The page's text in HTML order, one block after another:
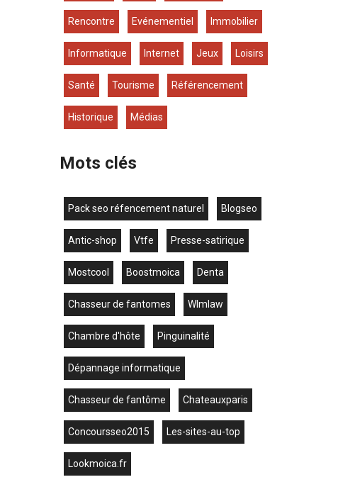
Rencontre Evénementiel Immobilier
Informatique Internet Jeux Loisirs
Santé Tourisme Référencement
Historique Médias
Mots clés
pack seo réfencement naturel blogseo
antic-shop vtfe presse-satirique
mostcool boostmoica denta
chasseur de fantomes wlmlaw
chambre d'hôte Pinguinalité
dépannage informatique
chasseur de fantôme chateauxparis
concoursseo2015 les-sites-au-top
lookmoica.fr